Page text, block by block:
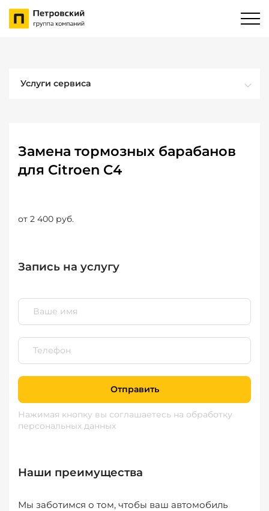
Услуги сервиса
Замена тормозных барабанов
для Citroen C4
от 2 400 руб.
Запись на услугу
Отправить
Нажимая кнопку вы соглашаетесь на обработку
персональных данных
Наши преимущества
Мы заботимся о том, чтобы ваш автомобиль